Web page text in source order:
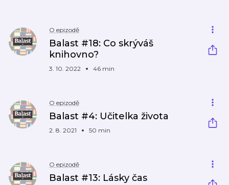
O epizodě
Balast #18: Co skrýváš
knihovno?
3. 10. 2022 46 min
O epizodě
Balast #4: Učitelka života
2. 8. 2021 50 min
O epizodě
Balast #13: Lásky čas